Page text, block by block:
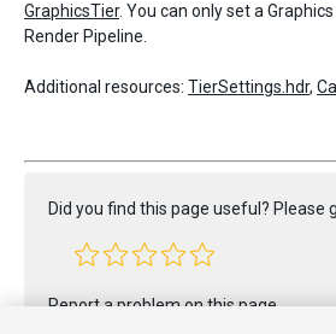
GraphicsTier. You can only set a
Render Pipeline.
Additional resources: TierSettings.hdr,
Did you find this page useful? Please
Report a problem on this page